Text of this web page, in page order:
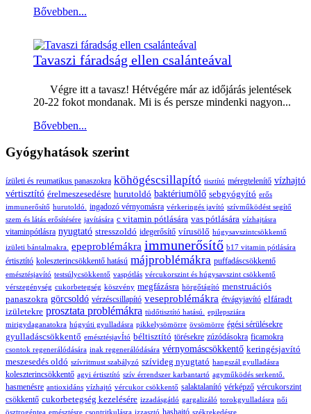
Bővebben...
Tavaszi fáradság ellen csalánteával
Végre itt a tavasz! Hétvégére már az időjárás jelentések
20-22 fokot mondanak. Mi is és persze mindenki nagyon...
Bővebben...
Gyógyhatások szerint
ízületi és reumatikus panaszokra köhögéscsillapító tisztító méregtelenítő vízhajtó
vértisztító érelmeszesedésre hurutoldó baktériumölő sebgyógyító erős
immunerősítő hurutoldó. ingadozó vérnyomásra vérkeringés javító szívműködést segítő
szem és látás erősítésére javítására c vitamin pótlására vas pótlására vízhajtásra
vitaminpótlásra nyugtató stresszoldó idegerősítő vírusölő húgysavszintcsökkentő
izületi bántalmakra. epeproblémákra immunerősítő b17 vitamin pótlására
értisztító koleszterincsökkentő hatású májproblémákra puffadáscsökkentő
emésztésjavító testsúlycsökkentő vaspótlás vércukorszint és húgysavszint csökkentő
vérszegénység cukorbetegség köszvény megfázásra hörgőtágító menstruációs
panaszokra görcsoldó vérzéscsillapító veseproblémákra étvágyjavító elfáradt
izületekre prosztata problémákra tüdőtisztító hatású.
epilepsziára
mirigydaganatokra húgyúti gyulladásra pikkelysömörre övsömörre égési sérülésekre
gyulladáscsökkentő emésztésjavÍtó béltisztító törésekre zúzódásokra ficamokra
csontok regenerálódására inak regenerálódására vérnyomáscsökkentő keringésjavító
meszesedés oldó szívritmust szabályzó szívideg nyugtató hangszál gyulladásra
koleszterincsökkentő agyi értisztító szív érrendszer karbantartó agyműködés serkentő.
hasmenésre antioxidáns vízhajtó vércukor csökkentő salaktalanító vérképző vércukorszint
csökkentő cukorbetegség kezelésére izzadásgátló gargalizáló torokgyulladásra női
ösztrogéntea emésztésre csontritkulásra izzasztó hashajtó székrekedésre